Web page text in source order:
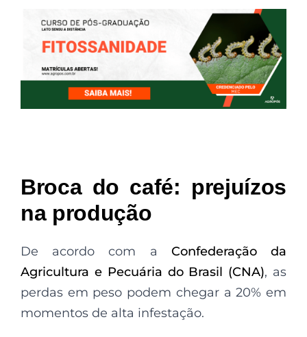
Broca do café: prejuízos
na produção
De acordo com a Confederação da
Agricultura e Pecuária do Brasil (CNA), as
perdas em peso podem chegar a 20% em
momentos de alta infestação.